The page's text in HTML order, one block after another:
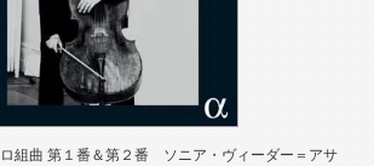
組曲 第１番＆第２番 ソニア・ヴィーダー＝アサ